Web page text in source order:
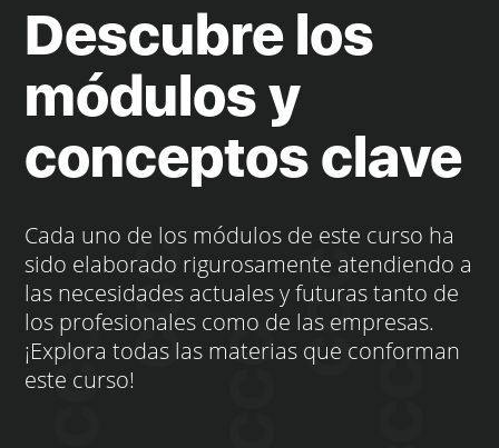
Descubre los
módulos y
conceptos clave
Cada uno de los módulos de este curso ha
sido elaborado rigurosamente atendiendo a
las necesidades actuales y futuras tanto de
los profesionales como de las empresas.
¡Explora todas las materias que conforman
este curso!